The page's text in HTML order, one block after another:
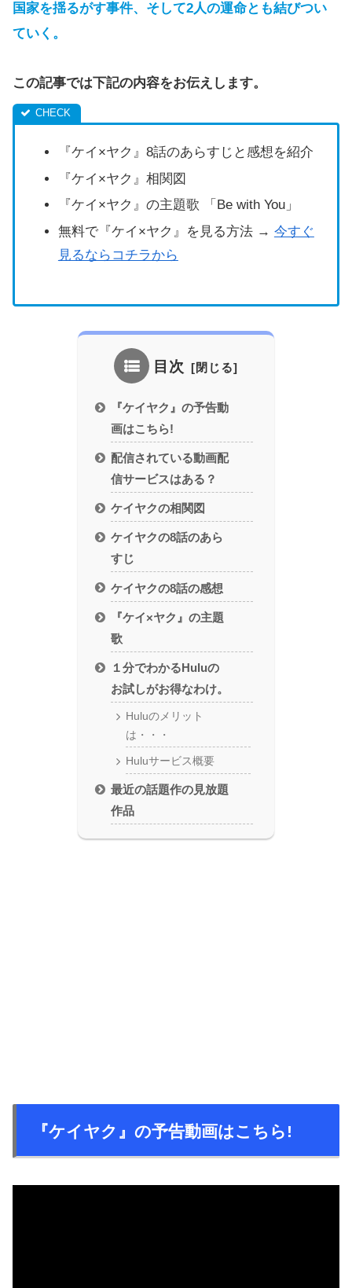
国家を揺るがす事件、そして2人の運命とも結びつい
ていく。
この記事では下記の内容をお伝えします。
『ケイ×ヤク』8話のあらすじと感想を紹介
『ケイ×ヤク』相関図
『ケイ×ヤク』の主題歌 「Be with You」
無料で『ケイ×ヤク』を見る方法 → 今すぐ
見るならコチラから
目次
『ケイヤク』の予告動
画はこちら!
配信されている動画配
信サービスはある？
ケイヤクの相関図
ケイヤクの8話のあら
すじ
ケイヤクの8話の感想
『ケイ×ヤク』の主題
歌
１分でわかるHuluの
お試しがお得なわけ。
Huluのメリット
は・・・
Huluサービス概要
最近の話題作の見放題
作品
『ケイヤク』の予告動画はこちら!